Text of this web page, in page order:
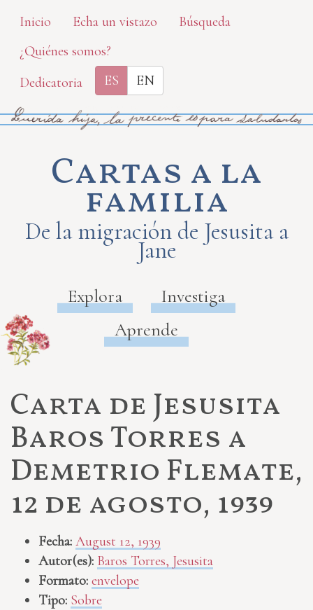
Skip
main
content
Inicio Echa un vistazo
Búsqueda
¿Quiénes somos?
Dedicatoria
ES EN
Cartas a la
familia
De la migración de Jesusita a
Jane
Explora
Investiga
Aprende
Carta de Jesusita
Baros Torres a
Demetrio Flemate,
12 de agosto, 1939
Fecha: August 12, 1939
Autor(es): Baros Torres, Jesusita
Formato: envelope
Tipo: Sobre